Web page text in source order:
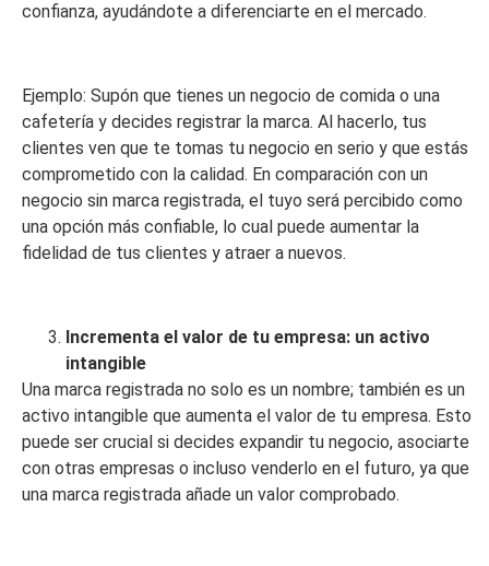
confianza, ayudándote a diferenciarte en el mercado.
Ejemplo: Supón que tienes un negocio de comida o una
cafetería y decides registrar la marca. Al hacerlo, tus
clientes ven que te tomas tu negocio en serio y que estás
comprometido con la calidad. En comparación con un
negocio sin marca registrada, el tuyo será percibido como
una opción más confiable, lo cual puede aumentar la
fidelidad de tus clientes y atraer a nuevos.
Incrementa el valor de tu empresa: un activo
intangible
Una marca registrada no solo es un nombre; también es un
activo intangible que aumenta el valor de tu empresa. Esto
puede ser crucial si decides expandir tu negocio, asociarte
con otras empresas o incluso venderlo en el futuro, ya que
una marca registrada añade un valor comprobado.